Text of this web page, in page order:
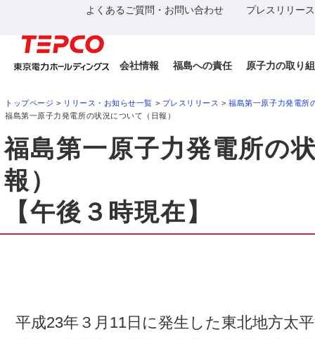
よくあるご質問・お問い合わせ プレスリリー
会社情報 福島への責任 原子力の取り
トップページ > リリース・お知らせ一覧 > プレスリリース >福島第一原子力発電所
福島第一原子力発電所の状況について（日報）
福島第一原子力発電所の
報）
【午後３時現在】
平成23年３月11日に発生した東北地方太